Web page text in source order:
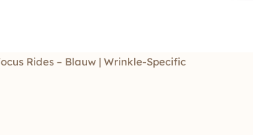
Rides – Blauw | Wrinkle-Specific